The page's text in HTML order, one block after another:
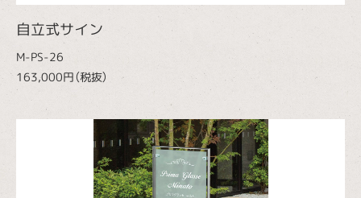
自立式サイン
M-PS-26
163,000円（税抜）